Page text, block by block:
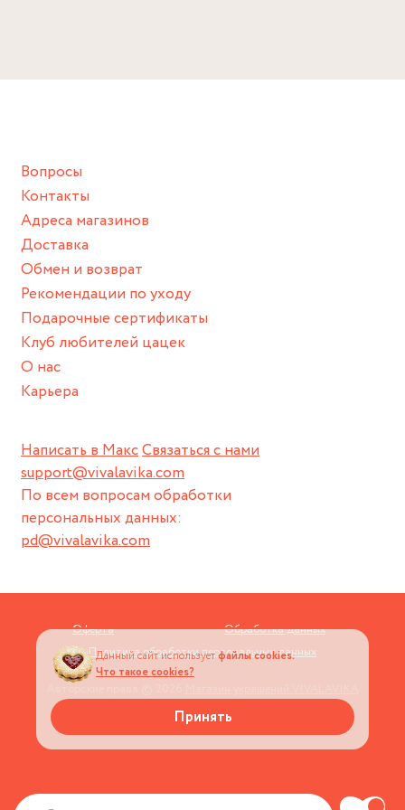
Снимайте ваше украшение перед купанием (и в море, и в
спортивный инвентарь).
Храните изделие в сухом месте.
Для надежного хранения мы доставляем все изделия в
нашей фирменной коробке или упаковке бренда.
Пожалуйста, используйте эту упаковку для хранения,
пока не носите украшение на себе.
Написать в МаксСвязаться с нами
support@vivalavika.com
По всем вопросам обработки
персональных данных:
pd@vivalavika.com
Вопросы
Контакты
Адреса магазинов
Доставка
Обмен и возврат
Рекомендации по уходу
Подарочные сертификаты
Клуб любителей цацек
О нас
Карьера
Оферта
Обработка данных
Политика обработки персональных данных
Данный сайт используетфайлы cookies.
Что такое cookies?
Принять